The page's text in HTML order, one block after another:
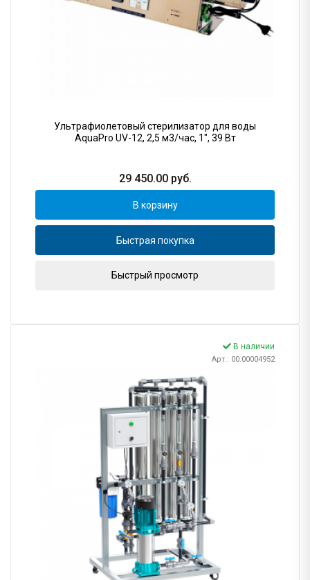
Ультрафиолетовый стерилизатор для воды
AquaPro UV-12, 2,5 м3/час, 1", 39 Вт
29 450.00руб.
В корзину
Быстрая покупка
Быстрый просмотр
В наличии
Арт.: 00.00004952